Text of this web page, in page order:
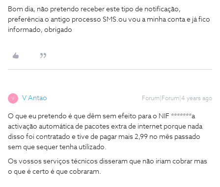
Bom dia, não pretendo receber este tipo de notificação,
preferência o antigo processo SMS.ou vou a minha conta e já fico
informado, obrigado
V V Antao Forum|Forum|4 years ago
O que eu pretendo é que dêm sem efeito para o NIF *******a
activação automática de pacotes extra de internet porque nada
disso foi contratado e tive de pagar mais 2,99 no mês passado
sem que sequer tenha utilizado.
Os vossos serviços técnicos disseram que não iriam cobrar mas
o que é certo é que cobraram.